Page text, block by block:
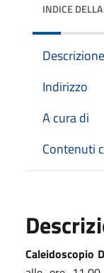
INDICE
Descrizione
Indirizzo
A cura di
Contenuti
Caleidoscopio